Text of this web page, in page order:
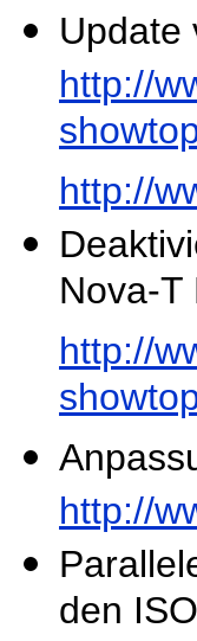
Update
http://
http://
Nova-T
http://
http://
den